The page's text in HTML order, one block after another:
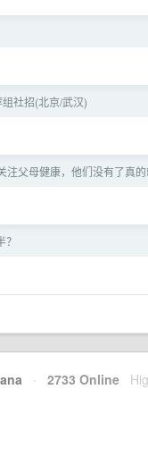
社招(北京/武汉)
父母健康，他们没有了真的
· 2733 Online